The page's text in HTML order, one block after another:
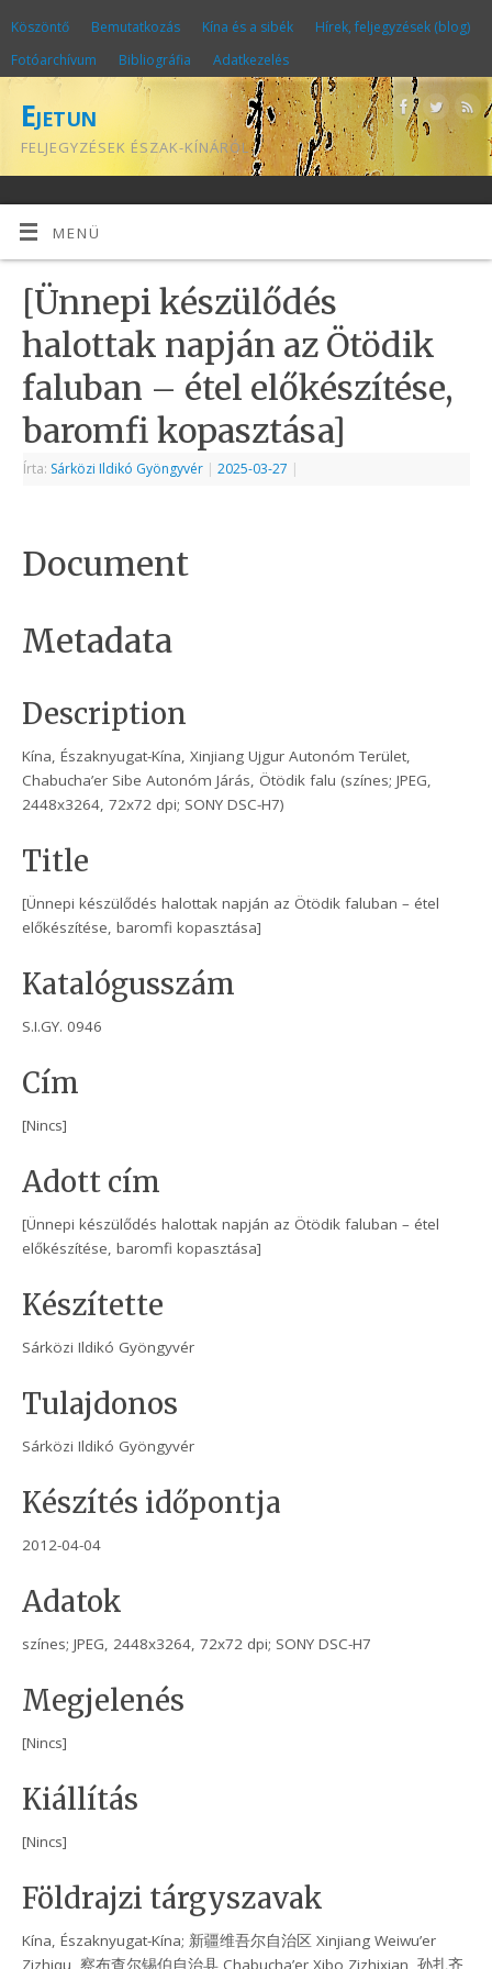
Köszöntő Bemutatkozás Kína és a sibék
Hírek, feljegyzések (blog)
Fotóarchívum
Bibliográfia Adatkezelés
Ejetun
FELJEGYZÉSEK ÉSZAK-KÍNÁRÓL
MENÜ
[Ünnepi készülődés
halottak napján az Ötödik
faluban – étel előkészítése,
baromfi kopasztása]
Írta: Sárközi Ildikó Gyöngyvér | 2025-03-27 |
Document
Metadata
Description
Kína, Északnyugat-Kína, Xinjiang Ujgur Autonóm Terület,
Chabucha’er Sibe Autonóm Járás, Ötödik falu (színes; JPEG,
2448x3264, 72x72 dpi; SONY DSC-H7)
Title
[Ünnepi készülődés halottak napján az Ötödik faluban – étel
előkészítése, baromfi kopasztása]
Katalógusszám
S.I.GY. 0946
Cím
[Nincs]
Adott cím
[Ünnepi készülődés halottak napján az Ötödik faluban – étel
előkészítése, baromfi kopasztása]
Készítette
Sárközi Ildikó Gyöngyvér
Tulajdonos
Sárközi Ildikó Gyöngyvér
Készítés időpontja
2012-04-04
Adatok
színes; JPEG, 2448x3264, 72x72 dpi; SONY DSC-H7
Megjelenés
[Nincs]
Kiállítás
[Nincs]
Földrajzi tárgyszavak
Kína, Északnyugat-Kína; 新疆维吾尔自治区 Xinjiang Weiwu’er
Zizhiqu, 察布查尔锡伯自治县 Chabucha’er Xibo Zizhixian, 孙扎齐